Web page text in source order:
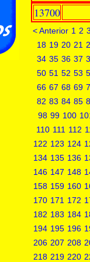
13700
< Anterior 1 2
18 19 20 21
34 35 36 37
50 51 52 53
66 67 68 69
82 83 84 85
98 99 100
110 111 112
122 123 124
134 135 136
146 147 148
158 159 160
170 171 172
182 183 184
194 195 196
206 207 208
218 219 220